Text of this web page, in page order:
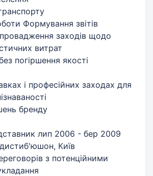
Формування звітів
заходів щодо
витрат
погіршення якості
і професійних заходах для
бренду
лип 2006 - бер 2009
Київ
з потенційними